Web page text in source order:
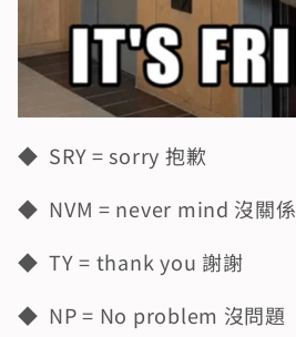
◆  SRY = sorry 抱歉
◆  NVM = never mind 沒關係
◆  TY = thank you 謝謝
◆  NP = No problem 沒問題